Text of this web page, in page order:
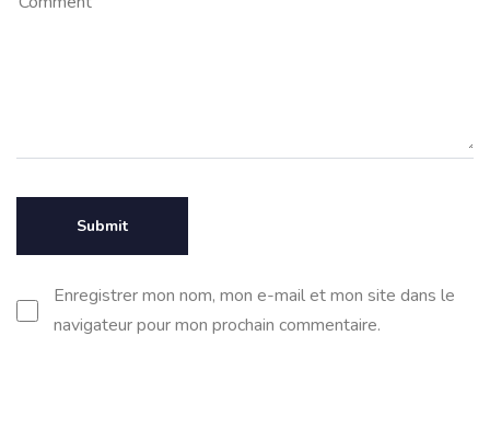
Enregistrer mon nom, mon e-mail et mon site dans le
navigateur pour mon prochain commentaire.